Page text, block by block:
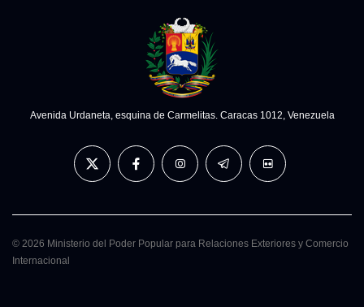
Avenida Urdaneta, esquina de Carmelitas. Caracas 1012, Venezuela
© 2026 Ministerio del Poder Popular para Relaciones Exteriores y Comercio
Internacional